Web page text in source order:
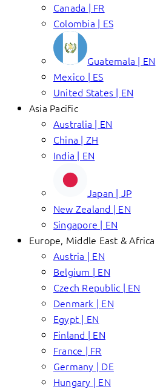
Canada | FR
Colombia | ES
Guatemala | EN
Mexico | ES
United States | EN
Asia Pacific
Australia | EN
China | ZH
India | EN
Japan | JP
New Zealand | EN
Singapore | EN
Europe, Middle East & Africa
Austria | EN
Belgium | EN
Czech Republic | EN
Denmark | EN
Egypt | EN
Finland | EN
France | FR
Germany | DE
Hungary | EN